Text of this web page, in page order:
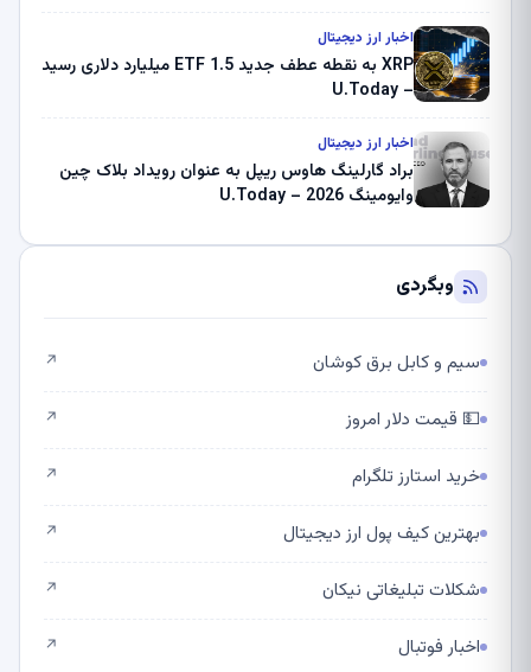
اخبار ارز دیجیتال
XRP به نقطه عطف جدید ETF 1.5 میلیارد دلاری رسید
– U.Today
اخبار ارز دیجیتال
براد گارلینگ هاوس ریپل به عنوان رویداد بلاک چین
وایومینگ 2026 – U.Today
وبگردی
سیم و کابل برق کوشان ↗
💵 قیمت دلار امروز ↗
خرید استارز تلگرام ↗
بهترین کیف پول ارز دیجیتال ↗
شکلات تبلیغاتی نیکان ↗
اخبار فوتبال ↗